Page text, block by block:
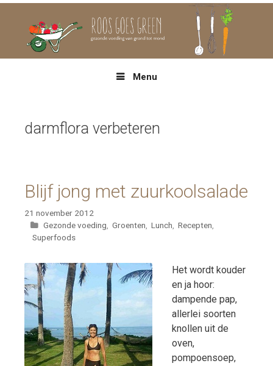
Menu
darmflora verbeteren
Blijf jong met zuurkoolsalade
21 november 2012
Categorieën
Gezonde voeding, Groenten, Lunch, Recepten,
Superfoods
Het wordt kouder
en ja hoor:
dampende pap,
allerlei soorten
knollen uit de
oven,
pompoensoep,